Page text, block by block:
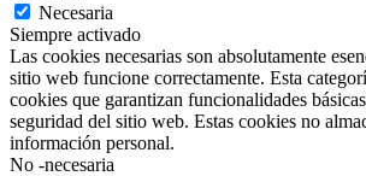
Necesaria
Siempre activado
Las cookies necesarias son absolutamente
sitio web funcione correctamente. Esta
cookies que garantizan funcionalidades
seguridad del sitio web. Estas cookies no
información personal.
No -necesaria